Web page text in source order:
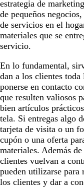
estrategia de
de pequeños
de servicios en el
materiales que se
servicio.
En lo fundamental,
dan a los clientes
ponerse en contacto
que resulten valiosos
bien artículos
tela. Si entregas algo
tarjeta de visita o un
cupón o una oferta
materiales. Además
clientes vuelvan a
pueden utilizarse para
los clientes y dar a